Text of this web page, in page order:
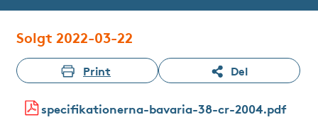
Solgt 2022-03-22
Print Del
specifikationerna-bavaria-38-cr-2004.pdf